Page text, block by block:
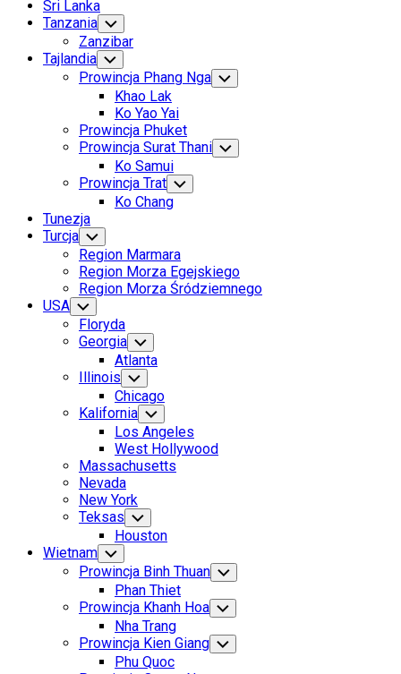
Sri Lanka
Tanzania Toggle
Child
Menu
Zanzibar
Tajlandia Toggle
Child
Menu
Prowincja Phang Nga Toggle
Child
Khao Lak
Ko Yao Yai
Prowincja Phuket
Prowincja Surat Thani Toggle
Child
Ko Samui
Prowincja Trat Toggle
Child
Menu
Ko Chang
Tunezja
Turcja Toggle
Child
Menu
Region Marmara
Region Morza Egejskiego
Region Morza Śródziemnego
USA Toggle
Child
Menu
Floryda
Georgia Toggle
Child
Menu
Atlanta
Illinois Toggle
Child
Menu
Chicago
Kalifornia Toggle
Child
Menu
Los Angeles
West Hollywood
Massachusetts
Nevada
New York
Teksas Toggle
Child
Menu
Houston
Wietnam Toggle
Child
Menu
Prowincja Binh Thuan Toggle
Child
Menu
Phan Thiet
Prowincja Khanh Hoa Toggle
Child
Menu
Nha Trang
Prowincja Kien Giang Toggle
Child
Phu Quoc